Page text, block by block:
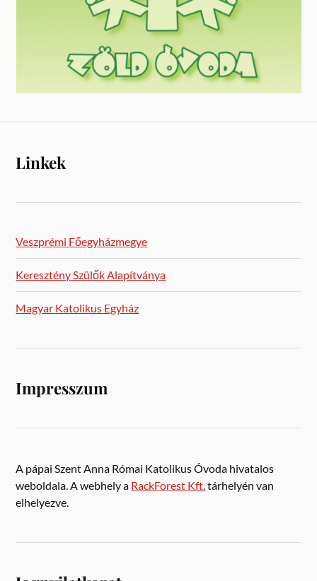
Linkek
Veszprémi Főegyházmegye
Keresztény Szülők Alapítványa
Magyar Katolikus Egyház
Impresszum
A pápai Szent Anna Római Katolikus Óvoda hivatalos
weboldala. A webhely a RackForest Kft. tárhelyén van
elhelyezve.